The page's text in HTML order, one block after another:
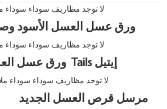
ورق عسل العسل الأسود